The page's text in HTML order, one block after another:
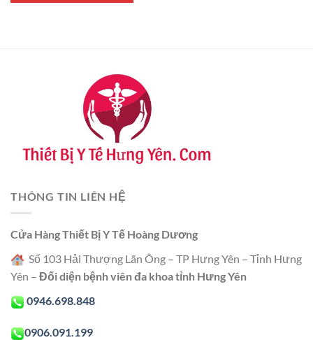
THÔNG TIN LIÊN HỆ
Cửa Hàng Thiết Bị Y Tế Hoàng Dương
Số 103 Hải Thượng Lãn Ông – TP Hưng Yên – Tỉnh Hưng
Yên – Đối diện bệnh viên đa khoa tỉnh Hưng Yên
0946.698.848
0906.091.199